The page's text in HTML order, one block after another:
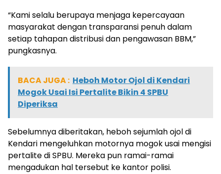
“Kami selalu berupaya menjaga kepercayaan
masyarakat dengan transparansi penuh dalam
setiap tahapan distribusi dan pengawasan BBM,”
pungkasnya.
BACA JUGA : Heboh Motor Ojol di Kendari
Mogok Usai Isi Pertalite Bikin 4 SPBU
Diperiksa
Sebelumnya diberitakan, heboh sejumlah ojol di
Kendari mengeluhkan motornya mogok usai mengisi
pertalite di SPBU. Mereka pun ramai-ramai
mengadukan hal tersebut ke kantor polisi.